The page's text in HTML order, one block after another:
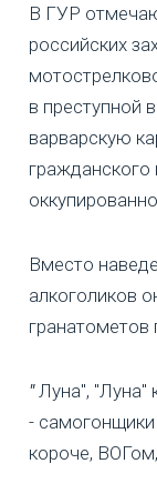
В ГУР
российских
в преступной
варварскую
гражданского
Вместо
алкоголиков
"Луна", "Луна"
-
короче,